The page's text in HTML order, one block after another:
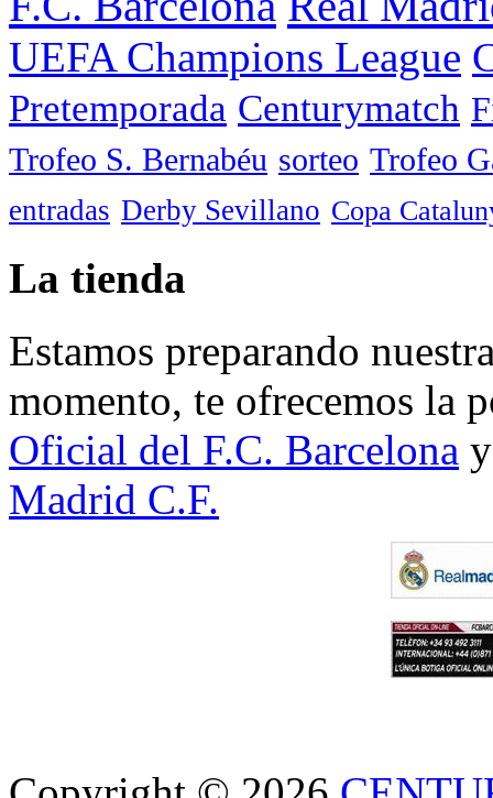
UEFA Champions League
Pretemporada Centurymatch
Trofeo S. Bernabéu sorteo Trofeo
entradas Derby Sevillano Copa
La tienda
Estamos preparando
momento, te ofrecemos la
Oficial del F.C. Barcelona
Madrid C.F.